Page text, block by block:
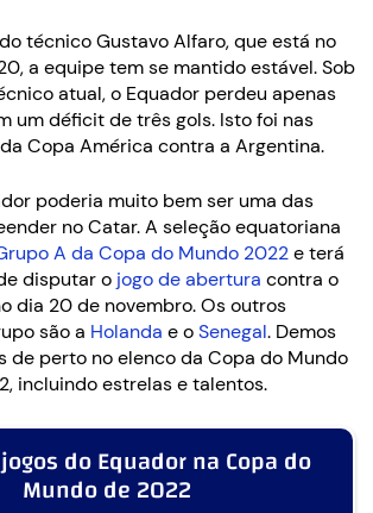
técnico Gustavo Alfaro, que está no
a equipe tem se mantido estável. Sob
atual, o Equador perdeu apenas
um déficit de três gols. Isto foi nas
Copa América contra a Argentina.
poderia muito bem ser uma das
no Catar. A seleção equatoriana
A da Copa do Mundo 2022e terá
disputar o jogo de abertura contra o
dia 20 de novembro. Os outros
são a Holanda e oSenegal. Demos
de perto no elenco da Copa do Mundo
incluindo estrelas e talentos.
do Equador na Copa do
Mundo de 2022